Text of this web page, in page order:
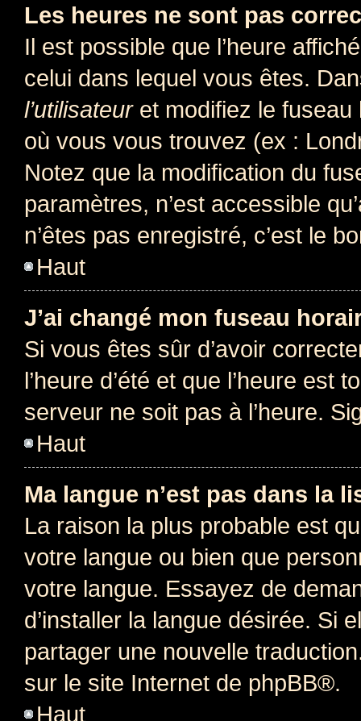
Les heures ne sont pas
Il est possible que l’heure
celui dans lequel vous êtes.
l’utilisateuret modifiez le fuseau
où vous vous trouvez (ex :
Notez que la modification du
paramètres, n’est accessible
n’êtes pas enregistré, c’est le
Haut
J’ai changé mon fuseau
Si vous êtes sûr d’avoir
l’heure d’été et que l’heure est
serveur ne soit pas à l’heure.
Haut
Ma langue n’est pas dans la
La raison la plus probable est
votre langue ou bien que
votre langue. Essayez de
d’installer la langue désirée. Si
partager une nouvelle
sur le site Internet de phpBB®.
Haut